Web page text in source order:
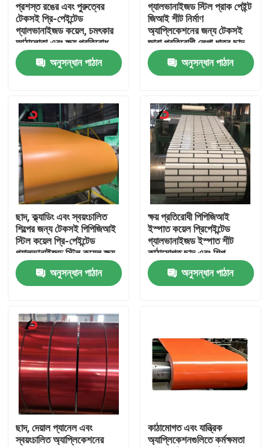
পণ্য
ভিডিও
আমাদের সম্বন্ধে
কারখানা পরিদর্শন
গুণমান নিয়ন্ত্রণ
খবর
মামলা
একটি উদ্ধৃতি অনুরোধ করুন
গ্যালভানাইজড স্টীল কয়েল
প্রশস্ত রঙের এবং পুরুত্বের
টেকসই প্রি-পেইন্টেড
গ্যালভানাইজড কয়েল, চমৎকার
আঠালোতা এবং ক্ষয় প্রতিরোধ
ক্ষমতা সহ
অনুসন্ধান পাঠান
গ্যালভানাইজড স্টিল প্রাক পেইন্ট
জিআই শীট নির্মাণ
অ্যাপ্লিকেশনের জন্য টেকসই
জারা প্রতিরোধী লেপা ধাতব ছাদ
প্যানেল
অনুসন্ধান পাঠান
ছাদ, ক্ল্যাডিং এবং স্বয়ংচালিত
শিল্পের জন্য টেকসই পিপিজিআই
স্টিল কয়েল প্রি-পেইন্টেড
গ্যালভানাইজড স্টিল কয়েল ক্ষয়-
প্রতিরোধী উপাদান
অনুসন্ধান পাঠান
ক্ষয় প্রতিরোধী পিপিজিআই
ইস্পাত কয়েল প্রিপেইন্টেড
গ্যালভানাইজড ইস্পাত শীট
কাঠামোগত ছাদ এবং শিল্প
ব্যবহারের জন্য উপযুক্ত
অনুসন্ধান পাঠান
ছাদ, দেয়াল প্যানেল এবং
স্বয়ংচালিত অ্যাপ্লিকেশনের
কাঠামোগত এবং যান্ত্রিক
অ্যাপ্লিকেশনগুলিতে কর্মক্ষমতা